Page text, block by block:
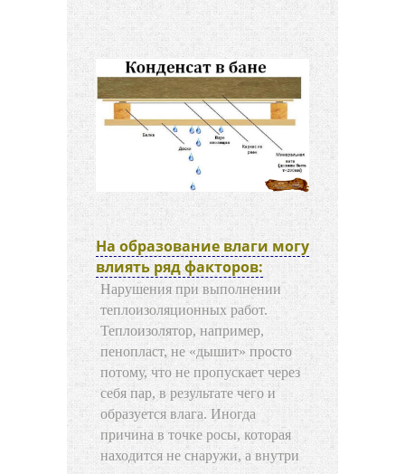
На образование влаги могу
влиять ряд факторов:
Нарушения при выполнении
теплоизоляционных работ.
Теплоизолятор, например,
пенопласт, не «дышит» просто
потому, что не пропускает через
себя пар, в результате чего и
образуется влага. Иногда
причина в точке росы, которая
находится не снаружи, а внутри